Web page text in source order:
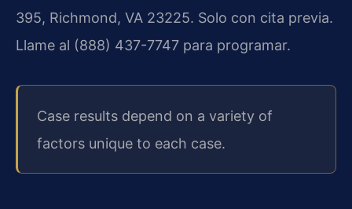
395, Richmond, VA 23225. Solo con cita previa.
Llame al (888) 437-7747 para programar.
Case results depend on a variety of
factors unique to each case.